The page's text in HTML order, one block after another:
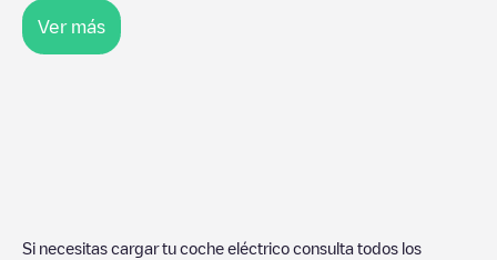
Ver más
Si necesitas cargar tu coche eléctrico consulta todos los